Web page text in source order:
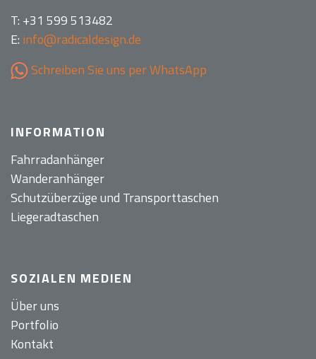
T: +31 599 513482
E: info@radicaldesign.de
Schreiben Sie uns per WhatsApp
INFORMATION
Fahrradanhänger
Wanderanhänger
Schutzüberzüge und Transporttaschen
Liegeradtaschen
SOZIALEN MEDIEN
Über uns
Portfolio
Kontakt